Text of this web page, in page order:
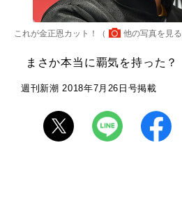
これが金正恩カット！（ 他の写真を見る
まさか本当に覇気を持った？
週刊新潮 2018年7月26日号掲載